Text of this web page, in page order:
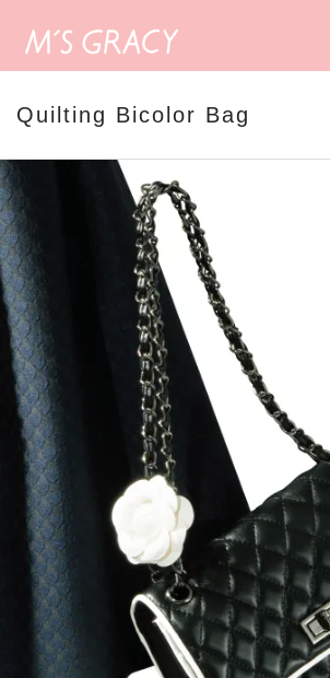
Quilting Bicolor Bag